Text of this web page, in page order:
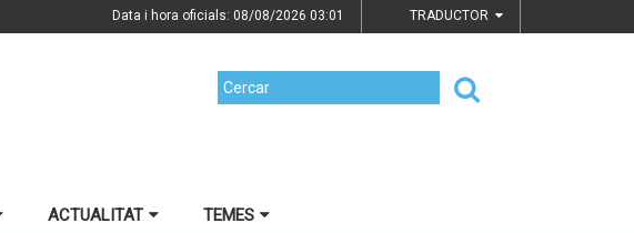
Data i hora oficials: 08/08/2026 03:01 TRADUCTOR
ACTUALITAT TEMES